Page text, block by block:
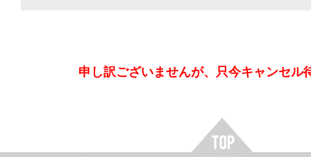
申し訳ございませんが、只今キャンセル